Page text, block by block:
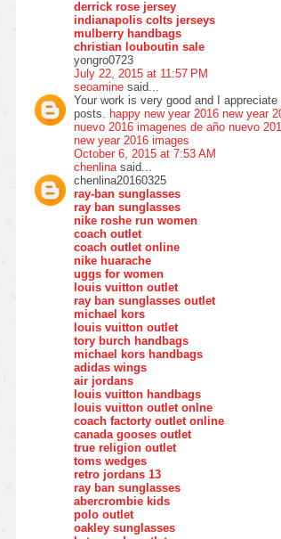
derrick rose jersey
indianapolis colts jerseys
mulberry handbags
christian louboutin sale
yongro0723
July 22, 2015 at 11:57 PM
seoamine said...
Your work is very good and I
posts. happy new year 2016 new year
nuevo 2016 imagenes de año nuevo
new year 2016 images
October 6, 2015 at 7:53 AM
chenlina said...
chenlina20160325
ray-ban sunglasses
ray ban sunglasses
nike roshe run women
coach outlet
coach outlet online
nike huarache
uggs for women
louis vuitton outlet
ray ban sunglasses outlet
michael kors
louis vuitton outlet
tory burch handbags
michael kors handbags
adidas wings
air jordans
louis vuitton handbags
louis vuitton outlet onlne
coach factorty outlet online
canada gooses outlet
true religion outlet
toms wedges
retro jordans 13
ray ban sunglasses
abercrombie kids
polo outlet
oakley sunglasses